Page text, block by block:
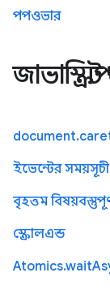
পপওভার
ইভেন্টের সময়সূচী
বৃহত্তম
স্ক্রোলএন্ড